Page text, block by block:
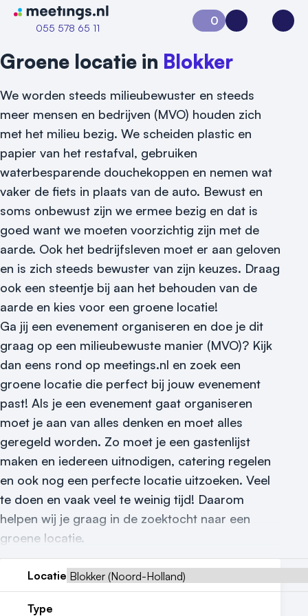
Naar home van Meetings
055 578 65 11
Vraag locatie aan
Locatiegids
Meld locatie aan
Nieuws
Reviews (5⭐️)
Contact
0
Aanvraag 0Inloggen
Groene locatie in Blokker
We worden steeds milieubewuster en steeds
meer mensen en bedrijven (MVO) houden zich
met het milieu bezig. We scheiden plastic en
papier van het restafval, gebruiken
waterbesparende douchekoppen en nemen wat
vaker de fiets in plaats van de auto. Bewust en
soms onbewust zijn we ermee bezig en dat is
goed want we moeten voorzichtig zijn met de
aarde. Ook het bedrijfsleven moet er aan geloven
en is zich steeds bewuster van zijn keuzes. Draag
ook een steentje bij aan het behouden van de
aarde en kies voor een groene locatie!
Ga jij een evenement organiseren en doe je dit
graag op een milieubewuste manier (MVO)? Kijk
dan eens rond op meetings.nl en zoek een
groene locatie die perfect bij jouw evenement
past! Als je een evenement gaat organiseren
moet je aan van alles denken en moet alles
geregeld worden. Zo moet je een gastenlijst
maken en iedereen uitnodigen, catering regelen
en ook nog een perfecte locatie uitzoeken. Veel
te doen en vaak veel te weinig tijd! Daarom
helpen wij je graag in de zoektocht naar een
groene locatie.
Locatie
Type